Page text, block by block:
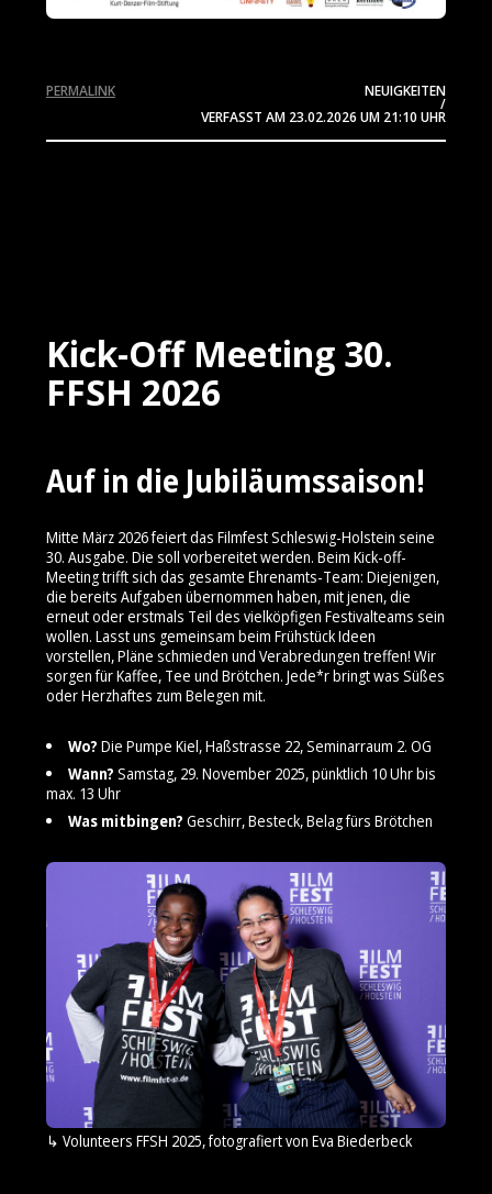
NEUIGKEITEN
/
VERFASST AM 23.02.2026 UM 21:10 UHR
PERMALINK
Kick-Off Meeting 30.
FFSH 2026
Auf in die Jubiläumssaison!
Mitte März 2026 feiert das Filmfest Schleswig-Holstein seine
30. Ausgabe. Die soll vorbereitet werden. Beim Kick-off-
Meeting trifft sich das gesamte Ehrenamts-Team: Diejenigen,
die bereits Aufgaben übernommen haben, mit jenen, die
erneut oder erstmals Teil des vielköpfigen Festivalteams sein
wollen. Lasst uns gemeinsam beim Frühstück Ideen
vorstellen, Pläne schmieden und Verabredungen treffen! Wir
sorgen für Kaffee, Tee und Brötchen. Jede*r bringt was Süßes
oder Herzhaftes zum Belegen mit.
Wo? Die Pumpe Kiel, Haßstrasse 22, Seminarraum 2. OG
Wann? Samstag, 29. November 2025, pünktlich 10 Uhr bis
max. 13 Uhr
Was mitbingen? Geschirr, Besteck, Belag fürs Brötchen
Volunteers FFSH 2025, fotografiert von Eva Biederbeck